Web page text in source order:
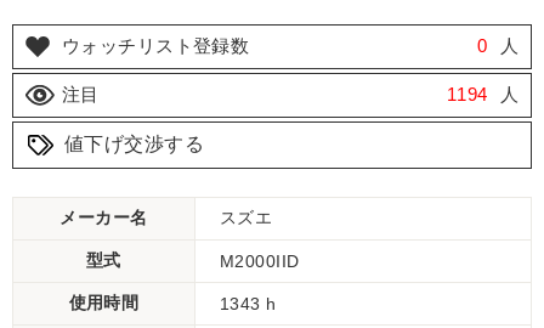
ウォッチリスト登録数 0 人
注目 1194 人
値下げ交渉する
メーカー名 スズエ
型式 M2000IID
使用時間 1343 h